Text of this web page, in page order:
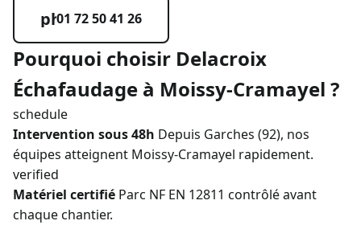
phone_in_talk
01 72 50 41 26
Pourquoi choisir Delacroix
Échafaudage à Moissy-Cramayel ?
schedule
Intervention sous 48h Depuis Garches (92), nos
équipes atteignent Moissy-Cramayel rapidement.
verified
Matériel certifié Parc NF EN 12811 contrôlé avant
chaque chantier.